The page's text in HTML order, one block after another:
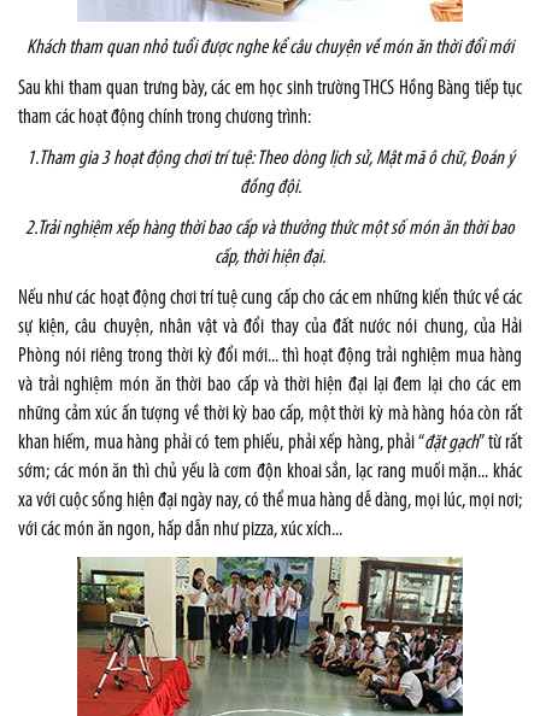
Khách tham quan nhỏ tuổi được nghe kể câu chuyện về món ăn thời đổi mới
Sau khi tham quan trưng bày, các em học sinh trường THCS Hồng Bàng tiếp tục
tham các hoạt động chính trong chương trình:
1.Tham gia 3 hoạt động chơi trí tuệ: Theo dòng lịch sử, Mật mã ô chữ, Đoán ý
đồng đội.
2.Trải nghiệm xếp hàng thời bao cấp và thưởng thức một số món ăn thời bao
cấp, thời hiện đại.
Nếu như các hoạt động chơi trí tuệ cung cấp cho các em những kiến thức về các
sự kiện, câu chuyện, nhân vật và đổi thay của đất nước nói chung, của Hải
Phòng nói riêng trong thời kỳ đổi mới... thì hoạt động trải nghiệm mua hàng
và trải nghiệm món ăn thời bao cấp và thời hiện đại lại đem lại cho các em
những cảm xúc ấn tượng về thời kỳ bao cấp, một thời kỳ mà hàng hóa còn rất
khan hiếm, mua hàng phải có tem phiếu, phải xếp hàng, phải “đặt gạch” từ rất
sớm; các món ăn thì chủ yếu là cơm độn khoai sắn, lạc rang muối mặn... khác
xa với cuộc sống hiện đại ngày nay, có thể mua hàng dễ dàng, mọi lúc, mọi nơi;
với các món ăn ngon, hấp dẫn như pizza, xúc xích...